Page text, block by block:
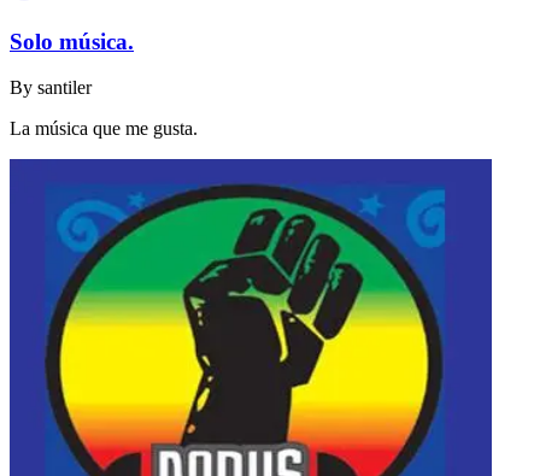
Solo música.
By santiler
La música que me gusta.